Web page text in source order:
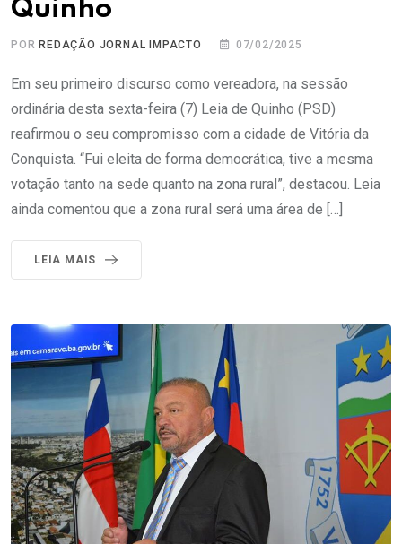
Quinho
POR REDAÇÃO JORNAL IMPACTO 07/02/2025
Em seu primeiro discurso como vereadora, na sessão
ordinária desta sexta-feira (7) Leia de Quinho (PSD)
reafirmou o seu compromisso com a cidade de Vitória da
Conquista. “Fui eleita de forma democrática, tive a mesma
votação tanto na sede quanto na zona rural”, destacou. Leia
ainda comentou que a zona rural será uma área de […]
LEIA MAIS